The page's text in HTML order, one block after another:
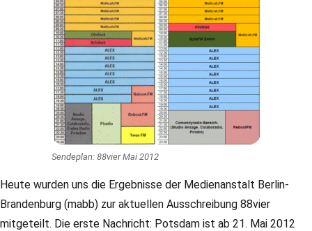
Sendeplan: 88vier Mai 2012
Heute wurden uns die Ergebnisse der Medienanstalt Berlin-
Brandenburg (mabb) zur aktuellen Ausschreibung 88vier
mitgeteilt. Die erste Nachricht: Potsdam ist ab 21. Mai 2012